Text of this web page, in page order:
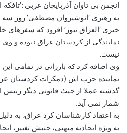
انجمن بی تاوان آذربایجان غربی :’تافکه
به رهبری ‘انوشیروان مصطفی’ روز
خبری ‘العراق نیوز’ افزود که سفرهای
نمایندگی از کردستان عراق نبوده و
نیست.
وی اضافه کرد که بارزانی در تمامی
گذشته عملا از حیث قانونی دیگر رییس
شمار نمی آید.
به اعتقاد کارشناسان کرد عراق، به
به ویژه اتحادیه میهنی، جنبش تغییر،